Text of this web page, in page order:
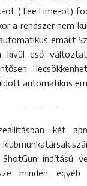
ot (TeeTime-ot)
a rendszer nem
emailt
kívül eső
automatikus
— — —
két
klubmunkatársak
indítású
minden